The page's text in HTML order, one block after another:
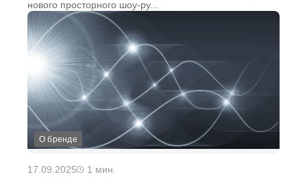
нового просторного шоу-ру...
О бренде
17.09.2025
1 мин.